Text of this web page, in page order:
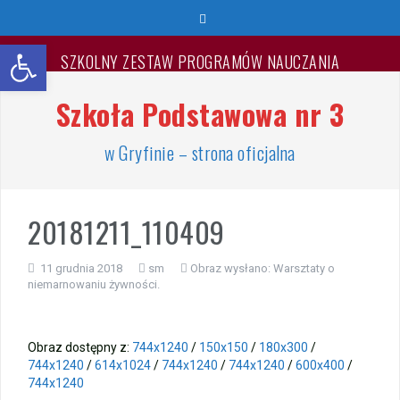
treści
SZKOLNY ZESTAW PROGRAMÓW NAUCZANIA
Spotkanie z rodzicami!
Wyprawka pierwszoklasisty 2026/2027
List Minister Edukacji na zakończenie roku szkolnego
Zakończenie roku szkolnego 2025/2026
Jest takie miejsce
Szkoła Podstawowa nr 3
w Gryfinie – strona oficjalna
20181211_110409
11 grudnia 2018 sm Obraz wysłano: Warsztaty o
niemarnowaniu żywności.
Obraz dostępny z: 744x1240 / 150x150 / 180x300 /
744x1240 /614x1024/ 744x1240 / 744x1240 /600x400 /
744x1240
Otwórz pasek narzędzi